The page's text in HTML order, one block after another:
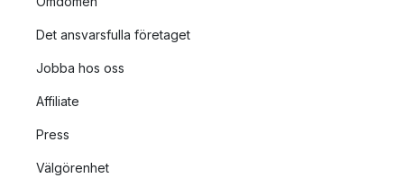
Det ansvarsfulla företaget
Jobba hos oss
Affiliate
Press
Välgörenhet